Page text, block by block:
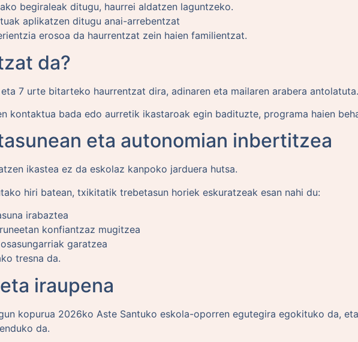
begiraleak ditugu, haurrei aldatzen laguntzeko.
aplikatzen ditugu anai-arrebentzat
erosoa da haurrentzat zein haien familientzat.
da?
7 urte bitarteko haurrentzat dira, adinaren eta mailaren arabera antolatuta.
kontaktua bada edo aurretik ikastaroak egin badituzte, programa haien
eta autonomian inbertitzea
ikastea ez da eskolaz kanpoko jarduera hutsa.
hiri batean, txikitatik trebetasun horiek eskuratzeak esan nahi du:
irabaztea
konfiantzaz mugitzea
garatzea
tresna da.
iraupena
kopurua 2026ko Aste Santuko eskola-oporren egutegira egokituko da,
da.